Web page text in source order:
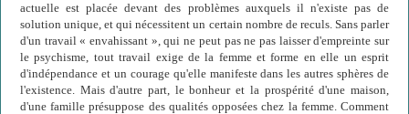
actuelle est placée devant des problèmes auxquels il n'existe pas de
solution unique, et qui nécessitent un certain nombre de reculs. Sans parler
d'un travail « envahissant », qui ne peut pas ne pas laisser d'empreinte sur
le psychisme, tout travail exige de la femme et forme en elle un esprit
d'indépendance et un courage qu'elle manifeste dans les autres sphères de
l'existence. Mais d'autre part, le bonheur et la prospérité d'une maison,
d'une famille présuppose des qualités opposées chez la femme. Comment